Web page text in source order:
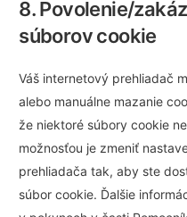
8. Povolenie/
súborov cookie
Váš internetový prehliadač
alebo manuálne mazanie
že niektoré súbory cookie
možnosťou je zmeniť
prehliadača tak, aby ste
súbor cookie. Ďalšie